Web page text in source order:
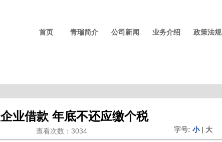
首页 青瑞简介 公司新闻 业务介绍 政策法规
业借款 年底不还应缴个税
字号: 小| 大
查看次数：3034